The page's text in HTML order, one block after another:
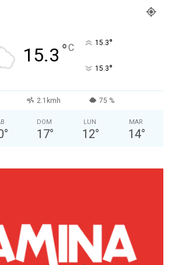
15.3 °C 15.3°
15.3°
2.1kmh 75 %
°
DOM
17°
LUN
12°
MAR
14°